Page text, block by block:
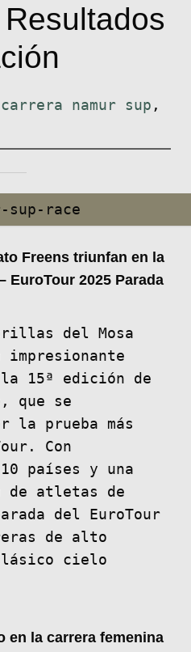
carrera namur sup ,
Freens triunfan en la
EuroTour 2025 Parada
del Mosa
impresionante
15ª edición de
que se
la prueba más
Con
países y una
de atletas de
del EuroTour
de alto
cielo
en la carrera femenina